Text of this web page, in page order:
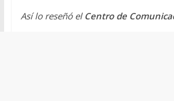
Así lo reseñó el Centro de